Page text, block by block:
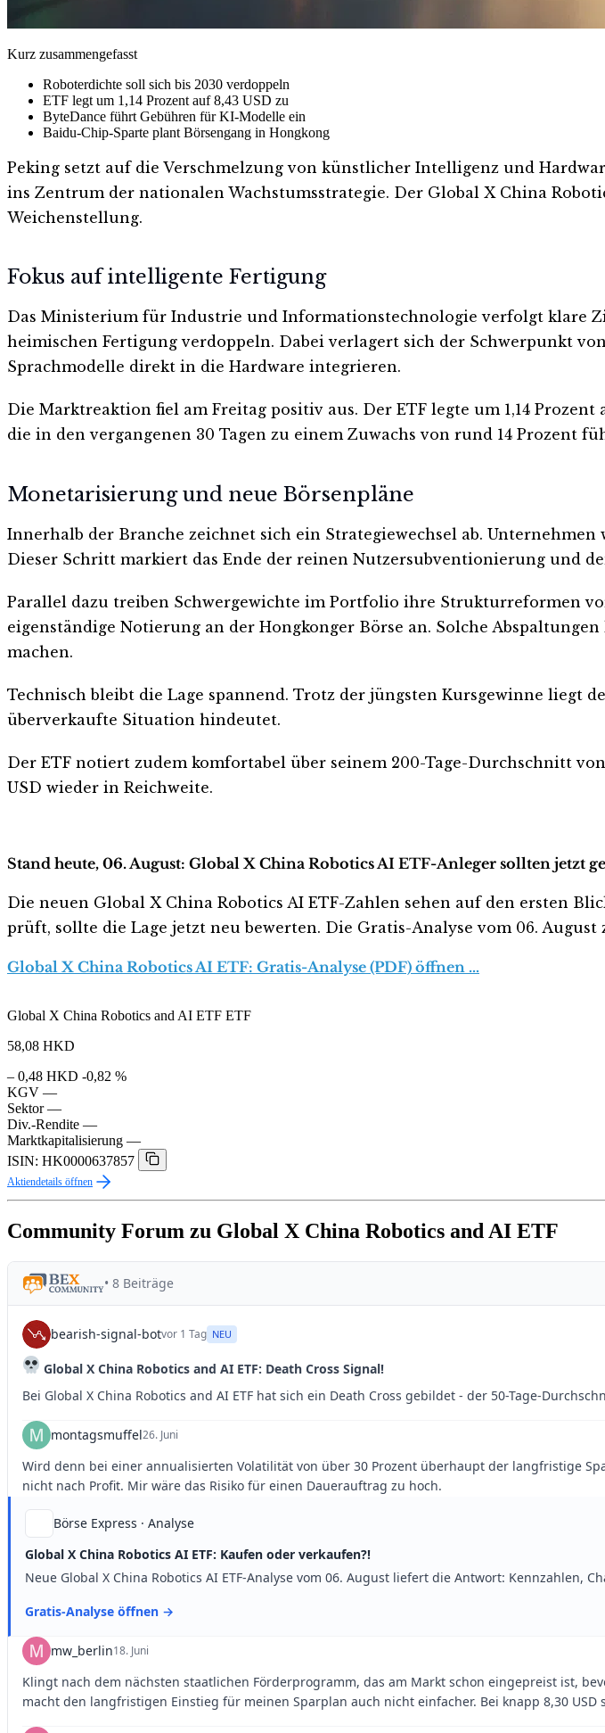
Kurz zusammengefasst
Roboterdichte soll sich bis 2030 verdoppeln
ETF legt um 1,14 Prozent auf 8,43 USD zu
ByteDance führt Gebühren für KI-Modelle ein
Baidu-Chip-Sparte plant Börsengang in Hongkong
Peking setzt auf die Verschmelzung von künstlicher Intelligenz und
ins Zentrum der nationalen Wachstumsstrategie. Der Global X China
Weichenstellung.
Fokus auf intelligente Fertigung
Das Ministerium für Industrie und Informationstechnologie verfolgt klare
heimischen Fertigung verdoppeln. Dabei verlagert sich der Schwerpunkt
Sprachmodelle direkt in die Hardware integrieren.
Die Marktreaktion fiel am Freitag positiv aus. Der ETF legte um 1,14
die in den vergangenen 30 Tagen zu einem Zuwachs von rund 14 Prozent
Monetarisierung und neue Börsenpläne
Innerhalb der Branche zeichnet sich ein Strategiewechsel ab.
Dieser Schritt markiert das Ende der reinen Nutzersubventionierung und
Parallel dazu treiben Schwergewichte im Portfolio ihre Strukturreformen
eigenständige Notierung an der Hongkonger Börse an. Solche
machen.
Technisch bleibt die Lage spannend. Trotz der jüngsten Kursgewinne liegt
überverkaufte Situation hindeutet.
Der ETF notiert zudem komfortabel über seinem 200-Tage-Durchschnitt
USD wieder in Reichweite.
Stand heute, 06. August: Global X China Robotics AI ETF-Anleger sollten jetzt
Die neuen Global X China Robotics AI ETF-Zahlen sehen auf den ersten
prüft, sollte die Lage jetzt neu bewerten. Die Gratis-Analyse vom 06.
Global X China Robotics AI ETF: Gratis-Analyse (PDF) öffnen …
Global X China Robotics and AI ETF ETF
58,08 HKD
– 0,48 HKD -0,82 %
KGV —
Sektor —
Div.-Rendite —
Marktkapitalisierung —
ISIN: HK0000637857
Aktiendetails öffnen
Community Forum zu Global X China Robotics and AI ETF